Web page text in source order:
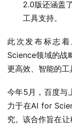
2.0版还涵盖
工具支持。
此次发布标志
Science领域的战
更高效、智能的工
今年5月，百度与
力于在AI for
究。该合作旨在